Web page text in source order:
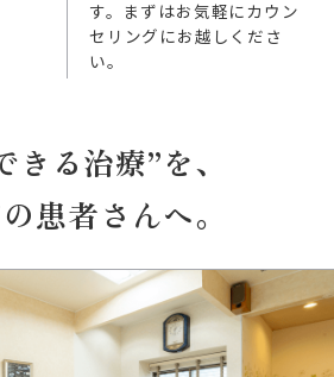
す。まずはお気軽にカウン
セリングにお越しくださ
い。
きる治療”を、
患者さんへ。